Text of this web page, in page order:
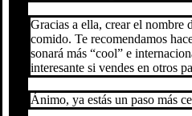
Gracias a ella, crear el nombre
comido. Te recomendamos
sonará más “cool” e
interesante si vendes en otros
Ánimo, ya estás un paso más